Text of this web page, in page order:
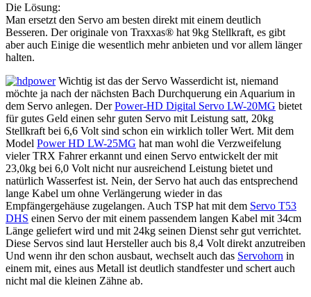
Die Lösung:
Man ersetzt den Servo am besten direkt mit einem deutlich
Besseren. Der originale von Traxxas® hat 9kg Stellkraft, es gibt
aber auch Einige die wesentlich mehr anbieten und vor allem länger
halten.
Wichtig ist das der Servo Wasserdicht ist, niemand
möchte ja nach der nächsten Bach Durchquerung ein Aquarium in
dem Servo anlegen. DerPower-HD Digital Servo LW-20MG bietet
für gutes Geld einen sehr guten Servo mit Leistung satt, 20kg
Stellkraft bei 6,6 Volt sind schon ein wirklich toller Wert. Mit dem
Model Power HD LW-25MG hat man wohl die Verzweifelung
vieler TRX Fahrer erkannt und einen Servo entwickelt der mit
23,0kg bei 6,0 Volt nicht nur ausreichend Leistung bietet und
natürlich Wasserfest ist. Nein, der Servo hat auch das entsprechend
lange Kabel um ohne Verlängerung wieder in das
Empfängergehäuse zugelangen. Auch TSP hat mit dem Servo T53
DHS einen Servo der mit einem passendem langen Kabel mit 34cm
Länge geliefert wird und mit 24kg seinen Dienst sehr gut verrichtet.
Diese Servos sind laut Hersteller auch bis 8,4 Volt direkt anzutreiben
Und wenn ihr den schon ausbaut, wechselt auch das Servohorn in
einem mit, eines aus Metall ist deutlich standfester und schert auch
nicht mal die kleinen Zähne ab.